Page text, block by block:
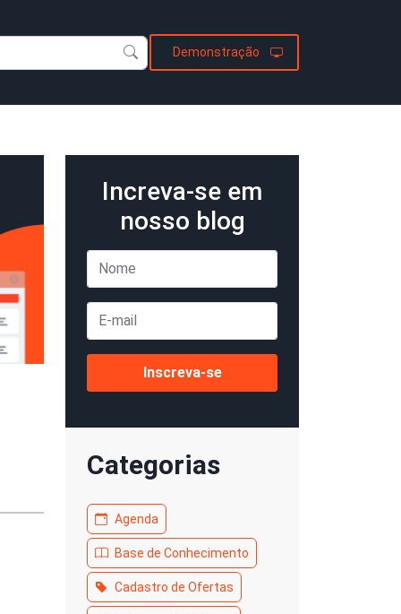
Demonstração
Increva-se em
nosso blog
Categorias
Cadastro de Ofertas
Base de Conhecimento
Agenda